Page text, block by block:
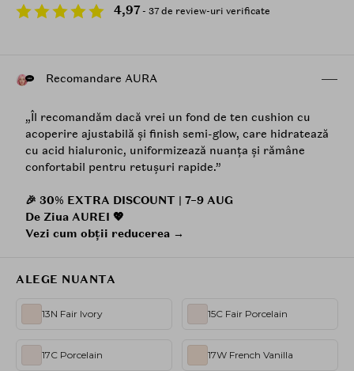
4,97 - 37 de review-uri verificate
Recomandare AURA
„Îl recomandăm dacă vrei un fond de ten cushion cu
acoperire ajustabilă și finish semi-glow, care hidratează
cu acid hialuronic, uniformizează nuanța și rămâne
confortabil pentru retușuri rapide.”
🎉 30% EXTRA DISCOUNT | 7–9 AUG
De Ziua AUREI 💖
Vezi cum obții reducerea →
ALEGE NUANTA
13N Fair Ivory 15C Fair Porcelain
17C Porcelain 17W French Vanilla